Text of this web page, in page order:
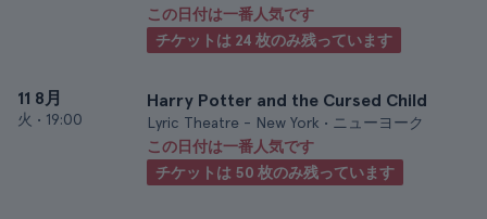
この日付は一番人気です
チケットは 24 枚のみ残っています
11 8月
火 • 19:00
Harry Potter and the Cursed Child
Lyric Theatre - New York • ニューヨーク
この日付は一番人気です
チケットは 50 枚のみ残っています